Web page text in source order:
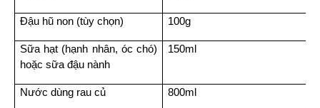
Đậu hũ non (tùy chọn) 100g
Sữa hạt (hạnh nhân, óc chó)
hoặc sữa đậu nành
150ml
Nước dùng rau củ 800ml